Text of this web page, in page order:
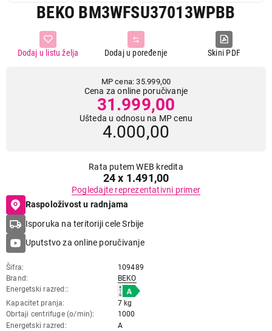
BEKO BM3WFSU37013WPBB
Skini PDF
Dodaj u poređenje
Dodaj u listu želja
MP cena: 35.999,00
Cena za online poručivanje
31.999,00
Ušteda u odnosu na MP cenu
4.000,00
Rata putem WEB kredita
24 x 1.491,00
Pogledajte reprezentativni primer
Raspoloživost u radnjama
Isporuka na teritoriji cele Srbije
Uputstvo za online poručivanje
Šifra
109489
Brand
BEKO
Energetski razred:
Kapacitet pranja
7 kg
Obrtaji centrifuge (o/min)
1000
Energetski razred
A